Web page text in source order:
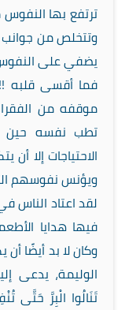
ترتفع بها
وتتخلص من جوانب
يضفي على النفوس
فما أقسى قلبه
موقفه من
تطب نفسه حين
الاحتياجات إلا
ويؤنس نفوسهم
لقد اعتاد الناس
فيها هدايا
وكان لا بد أيضًا
الوليمة، يدعى
تَنَالُوا الْبِرَّ